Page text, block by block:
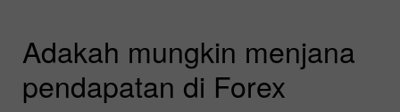
Adakah mungkin menjana
pendapatan di Forex